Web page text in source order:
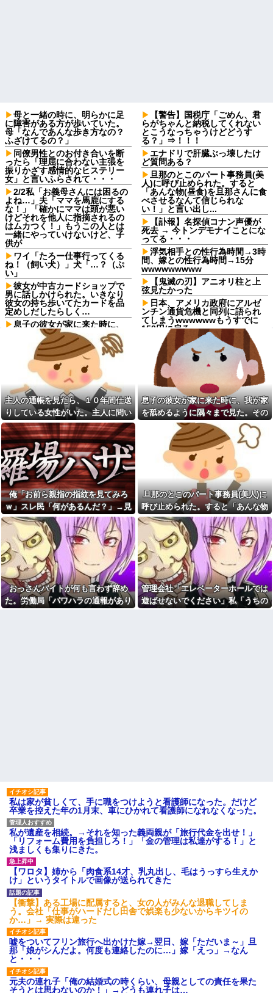
母と一緒の時に、明らかに足
に障害がある方が歩いていた。
母「なんであんな歩き方なの？
ふざけてるの？」
同僚男性とのお付き合いを断
ったら「理屈に合わない主張を
振りかざす感情的なヒステリー
女」と言いふらされて・・・
2/2私「お義母さんには困るの
よね…」夫「ママを馬鹿にする
な！」「確かにママは頭が悪い
けどそれを他人に指摘されるの
はムカつく！」もうこの人とは
一緒にやっていけないけど、子
供が
ワイ「たろー仕事行ってくる
ね！（飼い犬）」犬「…？（ぷ
い」
彼女が中古カードショップで
男に話しかけられた。いきなり
彼女の持ち歩いてたカードを品
定めしだしたらしく…
息子の彼女が家に来た時に、
我が家を舐めるように隅々まで
見た。その次の瞬間、女がとん
でもない一言
子供の学費のため夫と通帳を
作り6年で200万貯めた。その会
話を夫はコロっと忘れ、ある日
積立通帳を発見した
私「毎日何をしてるんです
か？」同室の女性「実はね…」
→カーテン越しに聞こえていた
声の正体が意外すぎて…
元同級生から「お前を取材し
たいと言う人がいる」と連絡が
あった。指定されたファミレス
へ向かうと予想外の人物が待っ
ていて…
私「食器くらい片付けてよ」
夫「じゃあ食べないよ」→あま
りにも子どもじみた言い分に、
私が取った行動は…
【画像】 北海道、推定300kg
のヒグマ登場ｗｗｗｗｗｗｗｗ
ｗｗｗｗｗｗｗｗｗｗｗｗ
エネ夫に離婚を突きつけたら
私の職場(法律事務所)に乗り込ん
できた 堂々と「離婚の法律相談
です。母の薦めでこちらに参り
ました」と言っているが、...
お前ら急げ！怪しい外人みつ
けたら法務省にタレコミしてみ
「退職金も渡したよな？」母
「貯金なんてないよー」父「全
部なくなったの！？」→予想外
の返事に家族騒然となり…
ハードオフに売っていた4万
4000円のフィギュアがヤバすぎ
るｗｗｗｗｗｗ「こんな高い
の？ｗｗ」「逆に超安い」
私「ちょっと、人の家の金庫
触らないでよ！」キチママ『そ
こに金庫があったから、開けて
みようとしただけ☆』義兄「泥
は出てけ！二度と来るな！」結
果・・・
私「初めて飲む味だけどなん
のお茶？」彼「ちっ！」私「」
【GIF】JSのカンチョーワロ
タ
後続車にクラクションを鳴ら
され彼氏が逆切れ。「何クラク
ション鳴らしてんだ！降りてこ
いよ！」と怒鳴りだし...
【警告】国税庁「ごめん、君
らがちゃんと納税してくれない
とこうなっちゃうけどどうす
る？」⇒！！！
エナドリで肝臓ぶっ壊したけ
ど質問ある？
旦那のとこのパート事務員(美
人)に呼び止められた。すると
「あんな物(昼食)を旦那さんに食
べさせるなんて信じられな
い！」と言い出し...
【訃報】名探偵コナン声優が
死去 → 今トンデモナイことにな
ってる・・・
浮気相手との性行為時間→3時
間、嫁との性行為時間→15分
wwwwwwwww
【鬼滅の刃】アニオリ柱と上
弦見たかった
日本、アメリカ政府にアルゼ
ンチン通貨危機と同列に語られ
てしまうwwwwwwもうすでに
158円に戻る
【悲報】隣家の室外機、限界
突破ｗｗｗｗｗｗｗ （※画像あ
り）他
嫁の不倫発覚。子供達にはま
だ母親が必要と嫁が主張し、血
の滲む思いで再構築を決めたん
だが…子供達「なぜ離婚しない
の？お母さんの顔見るの嫌！」
90年ぶりに誕生した待望の女
の子。お祭り騒ぎの義実家の一
方で、近所の婦人会メンバーか
ら「死なないといいね」と不吉
な言葉を何度も繰り返されてし
まう・・・
「お皿は綺麗だけど食べ方が
汚い」焼き魚を食べた知人の信
じられない所作…両手で1本ずつ
箸を持ち、骨や手をしゃぶり、
口から出した骨をテーブルに並
べる・・・
母の一軒家借りて一人暮らし
してた頃。友人連れて帰宅した
ら、知らない女性が風呂に入っ
てた→女「私はあなたの母の妹
の彼氏の娘ですけど！」意味
が…→キチに武勇伝が追加され
た話。
44歳無職です。精神科に通院
中で生活保護を受けてます。妻
に酷いことばかりしたので離婚
彼氏「俺の親は毒親。だから
結婚しても一切関わらなくてい
り俺もお前の親と一切関わらな
い。結婚の挨拶にも行かない」
私「えっ」
合い、たくさん受けさせてるけ
ど合格したの通えない距離の学
校だけらしい
主な税金の成り立ちを調べて
みたよ
主人の通帳を見たら、１０年間仕送
りしている女性がいた。主人に問い
詰めたら、白状して...
息子の彼女が家に来た時に、我が家
を舐めるように隅々まで見た。その
次の瞬間、女がとんでもない一言
俺「お前ら親指の指紋を見てみろ
ｗ」スレ民「何があるんだ？」→見
た瞬間、思わず笑ってしまう人が続
出して…
旦那のとこのパート事務員(美人)に
呼び止められた。すると「あんな物
(昼食)を旦那さんに食べさせるなん
て信じられない！」と言い出し...
おっさんバイトが何も言わず辞め
た。労働局「パワハラの通報があり
管理会社「エレベーターホールでは
遊ばせないでください」私「うちの
私は家が貧しくて、手に職をつけようと看護師になった。だけど
卒業を控えた年の1月末、車にひかれて看護師になれなくなった。
私が遺産を相続。→それを知った義両親が「旅行代金を出せ！」
「リフォーム費用を負担しろ！」「金の管理は私達がする！」と
浅ましくも集りにきた。
【ワロタ】姉から「肉食系14才、乳丸出し、毛はうっすら生えか
け」というタイトルで画像が送られてきた
【衝撃】ある工場に配属すると、女の人がみんな退職してしま
う。会社「仕事がハードだし田舎で娯楽も少ないからキツイの
か…」→ 実際は違った
嘘をついてフリン旅行へ出かけた嫁→翌日、嫁「ただいま～」旦
那「娘がシんだよ。何度も連絡したのに…」嫁「えっ」→なん
と・・・
元夫の連れ子「俺の結婚式の時くらい、母親としての責任を果た
そうとは思わないのか！」→どうも連れ子は…